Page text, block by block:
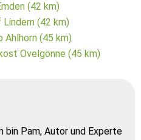
(42 km)
Lindern (42 km)
Ahlhorn (45 km)
Ovelgönne (45 km)
bin Pam, Autor und Experte